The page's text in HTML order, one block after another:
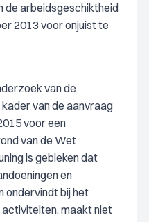
de arbeidsgeschiktheid
2013 voor onjuist te
van de
van de aanvraag
voor een
van de Wet
is gebleken dat
en
ondervindt bij het
activiteiten, maakt niet